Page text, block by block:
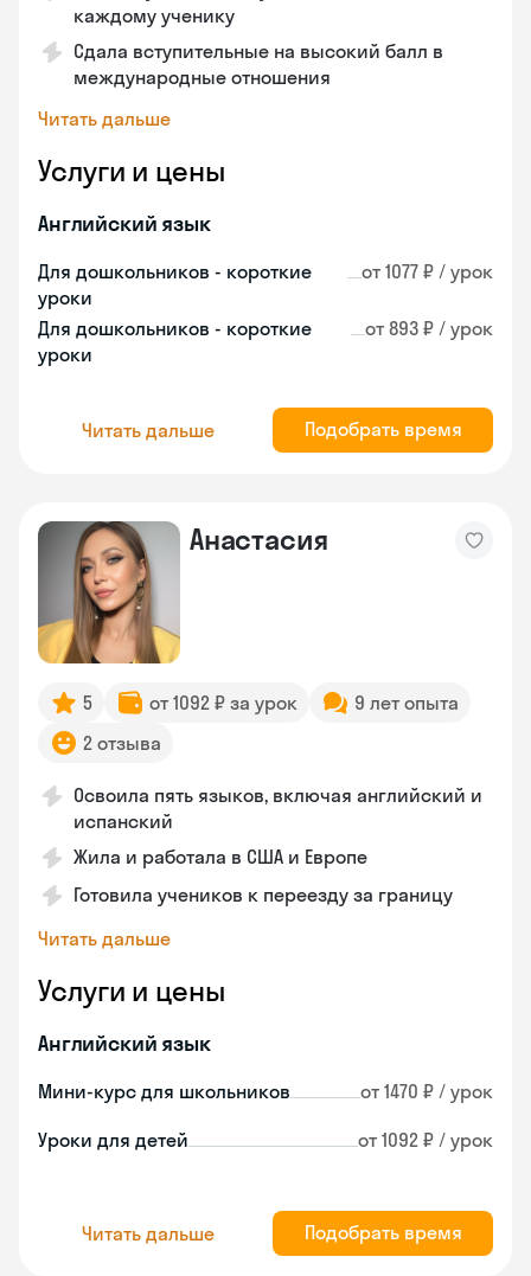
каждому ученику
Сдала вступительные на высокий балл в
международные отношения
Читать дальше
Услуги и цены
Английский язык
Для дошкольников - короткие
уроки
от 1077 ₽ / урок
Для дошкольников - короткие
уроки
от 893 ₽ / урок
Читать дальше Подобрать время
Анастасия
5 от 1092 ₽ за урок
9 лет опыта
2 отзыва
Освоила пять языков, включая английский и
испанский
Жила и работала в США и Европе
Готовила учеников к переезду за границу
Читать дальше
Услуги и цены
Английский язык
Мини-курс для школьников от 1470 ₽ / урок
Уроки для детей от 1092 ₽ / урок
Читать дальше Подобрать время